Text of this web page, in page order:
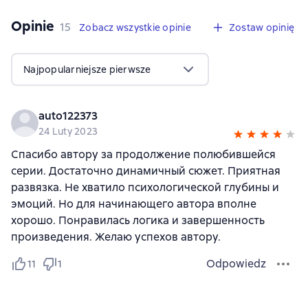
Opinie 15 opinie
15 Zobacz wszystkie opinie Zostaw opinię
Najpopularniejsze pierwsze
auto122373
24 Luty 2023
Спасибо автору за продолжение полюбившейся
серии. Достаточно динамичный сюжет. Приятная
развязка. Не хватило психологической глубины и
эмоций. Но для начинающего автора вполне
хорошо. Понравилась логика и завершенность
произведения. Желаю успехов автору.
11 1 Odpowiedz